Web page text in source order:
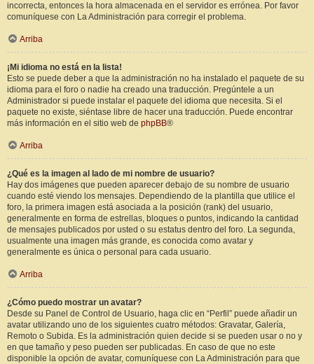
incorrecta, entonces la hora almacenada en el servidor es errónea. Por favor
comuníquese con La Administración para corregir el problema.
Arriba
¡Mi idioma no está en la lista!
Esto se puede deber a que la administración no ha instalado el paquete de su
idioma para el foro o nadie ha creado una traducción. Pregúntele a un
Administrador si puede instalar el paquete del idioma que necesita. Si el
paquete no existe, siéntase libre de hacer una traducción. Puede encontrar
más información en el sitio web de phpBB®
Arriba
¿Qué es la imagen al lado de mi nombre de usuario?
Hay dos imágenes que pueden aparecer debajo de su nombre de usuario
cuando esté viendo los mensajes. Dependiendo de la plantilla que utilice el
foro, la primera imagen está asociada a la posición (rank) del usuario,
generalmente en forma de estrellas, bloques o puntos, indicando la cantidad
de mensajes publicados por usted o su estatus dentro del foro. La segunda,
usualmente una imagen más grande, es conocida como avatar y
generalmente es única o personal para cada usuario.
Arriba
¿Cómo puedo mostrar un avatar?
Desde su Panel de Control de Usuario, haga clic en “Perfil” puede añadir un
avatar utilizando uno de los siguientes cuatro métodos: Gravatar, Galería,
Remoto o Subida. Es la administración quien decide si se pueden usar o no y
en que tamaño y peso pueden ser publicadas. En caso de que no este
disponible la opción de avatar, comuníquese con La Administración para que